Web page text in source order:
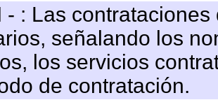
- : Las
señalando los
los servicios
de contratación.